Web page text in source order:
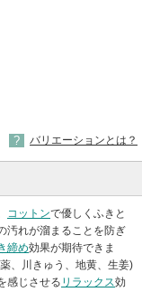
バリエーションとは？
コットンで優しくふきと
汚れが溜まることを防ぎ
締め効果が期待できま
、川きゅう、地黄、生姜)
感じさせる リラックス効